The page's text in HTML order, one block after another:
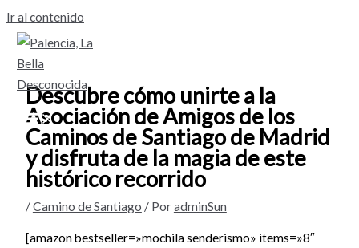
Ir al contenido
Descubre cómo unirte a la
Asociación de Amigos de los
Caminos de Santiago de Madrid
y disfruta de la magia de este
histórico recorrido
/Camino de Santiago / PoradminSun
[amazon bestseller=»mochila senderismo» items=»8″